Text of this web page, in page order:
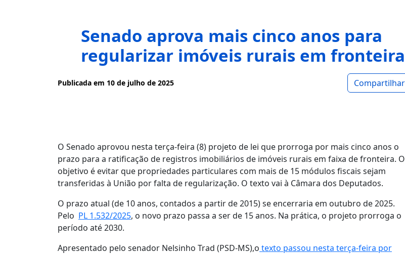
Senado aprova mais cinco anos para
regularizar imóveis rurais em fronteira
Publicada em 10 de julho de 2025 Compartilhar
O Senado aprovou nesta terça-feira (8) projeto de lei que prorroga por mais cinco anos o
prazo para a ratificação de registros imobiliários de imóveis rurais em faixa de fronteira. O
objetivo é evitar que propriedades particulares com mais de 15 módulos fiscais sejam
transferidas à União por falta de regularização. O texto vai à Câmara dos Deputados.
O prazo atual (de 10 anos, contados a partir de 2015) se encerraria em outubro de 2025.
Pelo PL 1.532/2025, o novo prazo passa a ser de 15 anos. Na prática, o projeto prorroga o
período até 2030.
Apresentado pelo senador Nelsinho Trad (PSD-MS),o texto passou nesta terça-feira por